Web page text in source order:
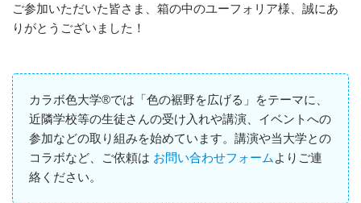
ご参加いただいた皆さま、箱の中のユーフォリア様、誠にあ
りがとうございました！
カラボ色大学®では「色の裾野を広げる」をテーマに、
近隣学校等の生徒さんの受け入れや講演、イベントへの
参加などの取り組みを始めています。講演や当大学との
コラボなど、ご依頼は お問い合わせフォーム よりご連
絡ください。